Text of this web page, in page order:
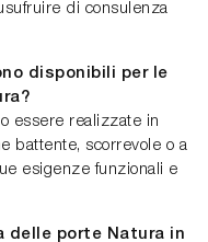
di consulenza
disponibili per le
essere realizzate in
battente, scorrevole o a
esigenze funzionali e
delle porte Natura in